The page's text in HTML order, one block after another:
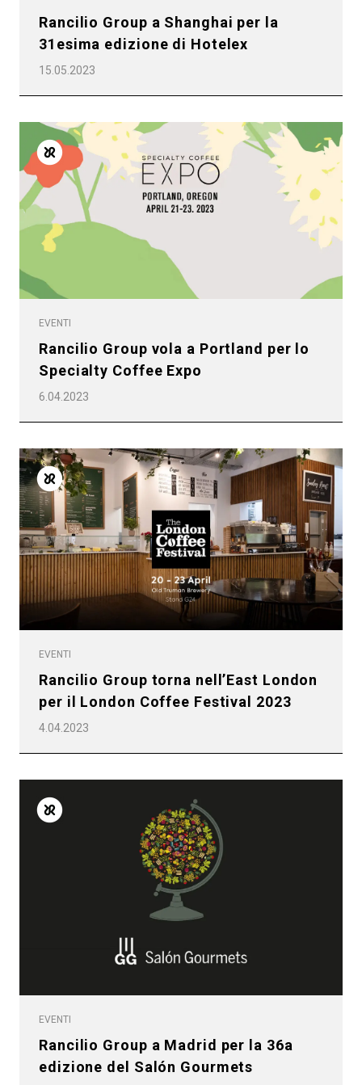
Rancilio Group a Shanghai per la
31esima edizione di Hotelex
15.05.2023
EVENTI
Rancilio Group vola a Portland per lo
Specialty Coffee Expo
6.04.2023
EVENTI
Rancilio Group torna nell’East London
per il London Coffee Festival 2023
4.04.2023
EVENTI
Rancilio Group a Madrid per la 36a
edizione del Salón Gourmets